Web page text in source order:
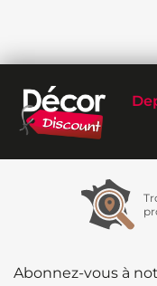
Abonnez-vous à